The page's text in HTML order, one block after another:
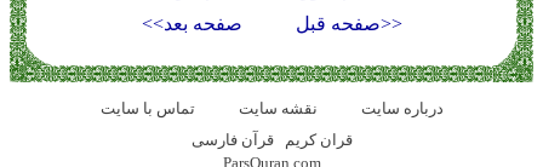
<<صفحه قبل
صفحه بعد>>
تماس با سایت نقشه سايت
درباره سایت
قران کریم
قرآن فارسی
ParsQuran.com